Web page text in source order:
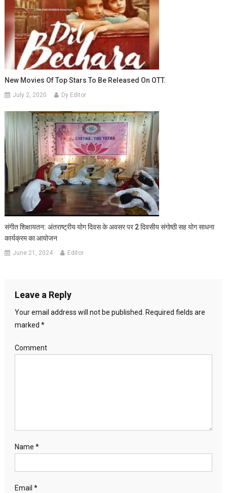
New Movies Of Top Stars To Be Released On OTT.
July 2, 2020 Dy Editor
संगीत शिक्षायतन: अंतराष्ट्रीय योग दिवस के अवसर पर 2 दिवसीय संगोष्ठी सह योग साधना
कार्यक्रम का आयोजन
June 21, 2024 Editor
Leave a Reply
Your email address will not be published.
Required fields are
marked *
Comment
Name *
Email *